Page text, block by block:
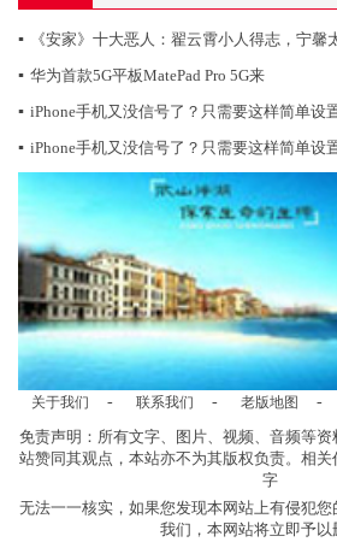
▪
《安家》十大恶人：翟云霄小人得志，宁馨
▪ 华为首款5G平板MatePad Pro 5G来
▪ iPhone手机又没信号了？只需要这样简单设
▪ iPhone手机又没信号了？只需要这样简单设
关于我们 - 联系我们 - 老版地图 -
免责声明：所有文字、图片、视频、音频等
站赞同其观点，本站亦不为其版权负责。相
字
无法一一核实，如果您发现本网站上有侵犯
我们，本网站将立即予以